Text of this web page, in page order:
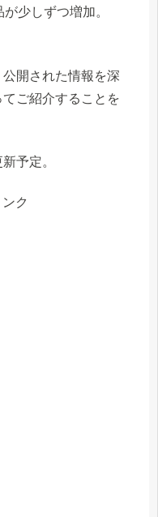
少しずつ増加。
開された情報を深
ご紹介することを
予定。
ク